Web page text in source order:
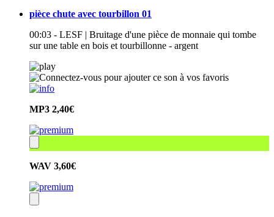
pièce chute avec tourbillon 01
00:03 - LESF | Bruitage d'une pièce de monnaie qui tombe
sur une table en bois et tourbillonne - argent
MP3 2,40€
WAV 3,60€